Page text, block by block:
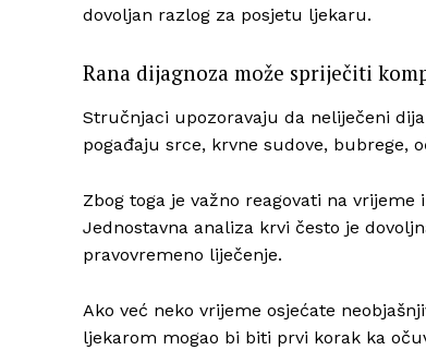
dovoljan razlog za posjetu ljekaru.
Rana dijagnoza može spriječiti
Stručnjaci upozoravaju da neliječeni
pogađaju srce, krvne sudove, bubrege,
Zbog toga je važno reagovati na
Jednostavna analiza krvi često je
pravovremeno liječenje.
Ako već neko vrijeme osjećate
ljekarom mogao bi biti prvi korak ka